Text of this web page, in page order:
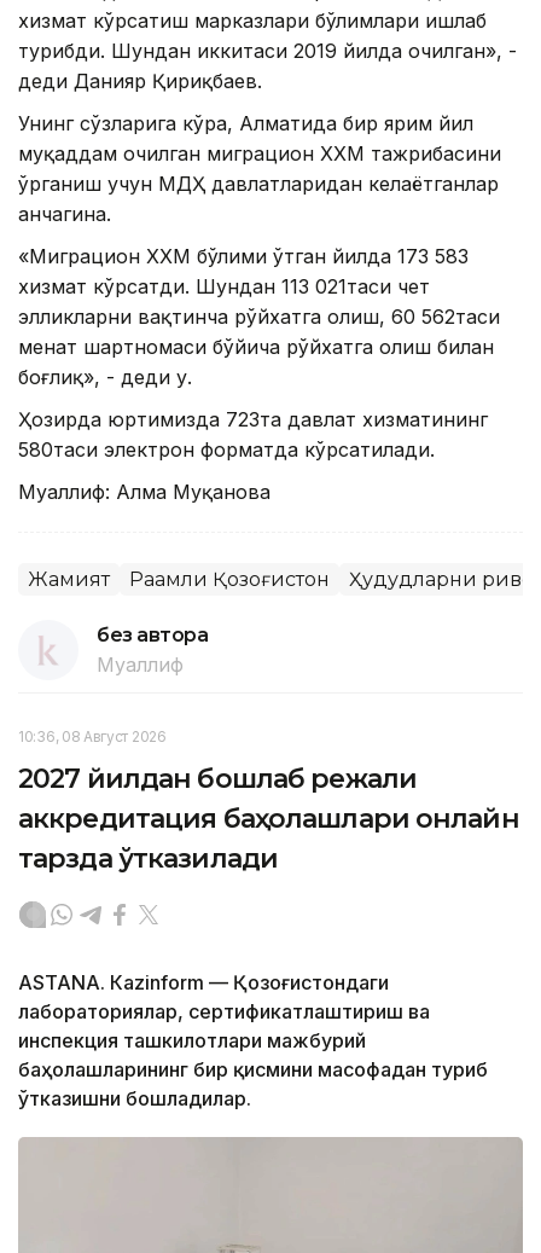
хизмат кўрсатиш марказлари бўлимлари ишлаб
турибди. Шундан иккитаси 2019 йилда очилган», -
деди Данияр Қириқбаев.
Унинг сўзларига кўра, Алматида бир ярим йил
муқаддам очилган миграцион ХХМ тажрибасини
ўрганиш учун МДҲ давлатларидан келаётганлар
анчагина.
«Миграцион ХХМ бўлими ўтган йилда 173 583
хизмат кўрсатди. Шундан 113 021таси чет
элликларни вақтинча рўйхатга олиш, 60 562таси
меҳнат шартномаси бўйича рўйхатга олиш билан
боғлиқ», - деди у.
Ҳозирда юртимизда 723та давлат хизматининг
580таси электрон форматда кўрсатилади.
Муаллиф: Алма Муқанова
Жамият Рақамли Қозоғистон Ҳудудларни
без автора
Муаллиф
10:36, 08 Август 2026
2027 йилдан бошлаб режали
аккредитация баҳолашлари онлайн
тарзда ўтказилади
ASTANА. Кazinform — Қозоғистондаги
лабораториялар, сертификатлаштириш ва
инспекция ташкилотлари мажбурий
баҳолашларининг бир қисмини масофадан туриб
ўтказишни бошладилар.